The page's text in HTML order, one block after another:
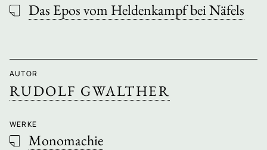
Das Epos vom Heldenkampf bei Näfels
AUTOR
RUDOLF GWALTHER
WERKE
Monomachie